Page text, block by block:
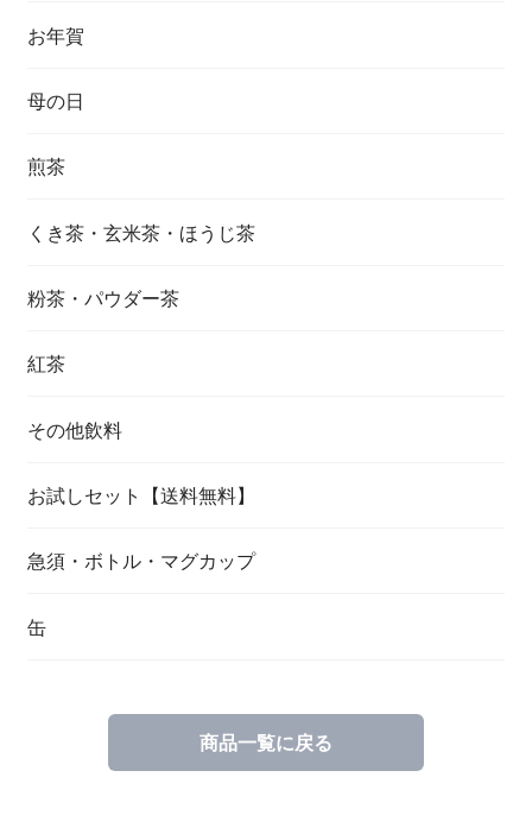
お年賀
母の日
煎茶
くき茶・玄米茶・ほうじ茶
粉茶・パウダー茶
紅茶
その他飲料
お試しセット【送料無料】
急須・ボトル・マグカップ
缶
商品一覧に戻る